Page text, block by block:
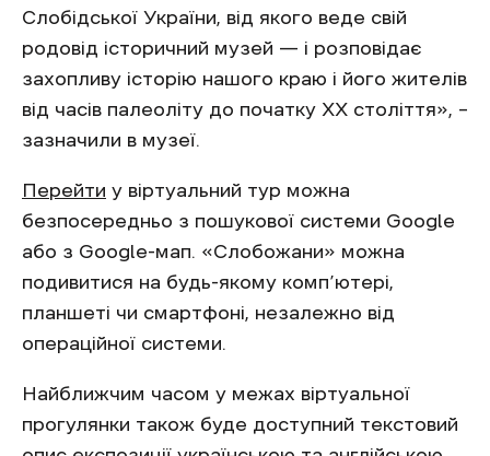
Слобідської України, від якого веде свій
родовід історичний музей — і розповідає
захопливу історію нашого краю і його жителів
від часів палеоліту до початку XX століття», –
зазначили в музеї.
Перейти у віртуальний тур можна
безпосередньо з пошукової системи Google
або з Google-мап. «Слобожани» можна
подивитися на будь-якому комп’ютері,
планшеті чи смартфоні, незалежно від
операційної системи.
Найближчим часом у межах віртуальної
прогулянки також буде доступний текстовий